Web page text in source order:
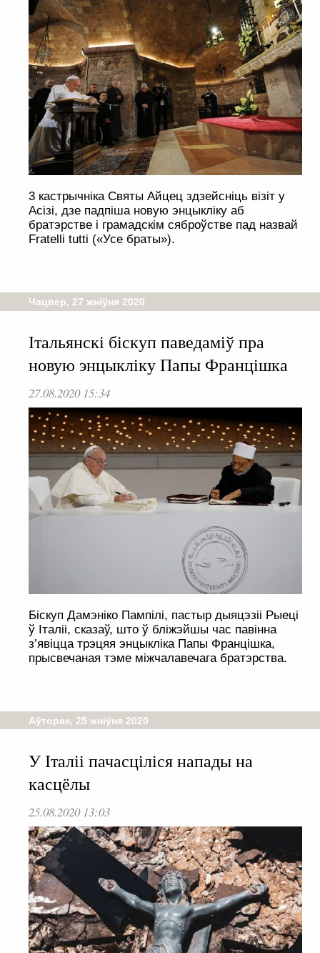
3 кастрычніка Святы Айцец здзейсніць візіт у
Асізі, дзе падпіша новую энцыкліку аб
братэрстве і грамадскім сяброўстве пад назвай
Fratelli tutti («Усе браты»).
Чацвер, 27 жніўня 2020
Італьянскі біскуп паведаміў пра
новую энцыкліку Папы Францішка
27.08.2020 15:34
Біскуп Дамэніко Пампілі, пастыр дыяцэзіі Рыеці
ў Італіі, сказаў, што ў бліжэйшы час павінна
з’явіцца трэцяя энцыкліка Папы Францішка,
прысвечаная тэме міжчалавечага братэрства.
Аўторак, 25 жніўня 2020
У Італіі пачасціліся напады на
касцёлы
25.08.2020 13:03